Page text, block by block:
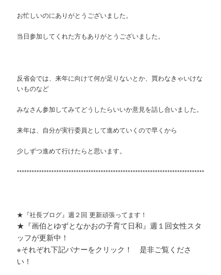
お忙しいのにありがとうございました。
当日参加してくれた方もありがとうございました。
反省会では、来年に向けて何が足りないとか、買わなきゃいけな
いものなど
みなさん参加してみてどうしたらいいか意見を話し合いました。
来年は、自分が実行委員として進めていくので早くから
少しずつ進めて行けたらと思います。
*****************************************************************************
★『社長ブログ』週２回 更新頑張ってます！
★『画伯とゆずとなかおの子育て日和』週１回女性スタ
ッフが更新中！
※それぞれ下記バナーをクリック！ 是非ご覧くださ
い！